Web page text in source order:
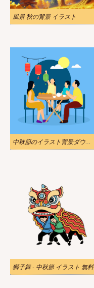
風景 秋の背景 イラスト
中秋節のイラスト背景ダウンロード
獅子舞 - 中秋節 イラスト 無料